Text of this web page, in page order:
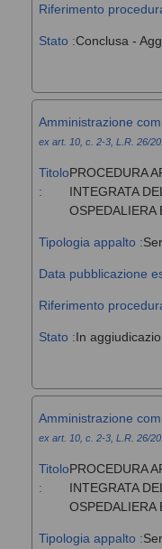
Riferimento
Stato :Conclusa -
Amministrazione
ex art. 10, c. 2-3, L.R. 26/
Titolo
:
PROCEDURA
INTEGRATA
OSPEDALIERA
Tipologia appalto :
Data pubblicazione
Riferimento
Stato :In
Amministrazione
ex art. 10, c. 2-3, L.R. 26/
Titolo
:
PROCEDURA
INTEGRATA
OSPEDALIERA
Tipologia appalto :